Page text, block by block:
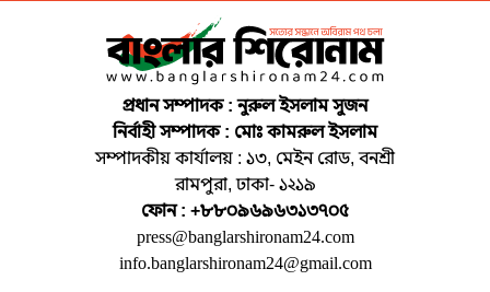
প্রধান সম্পাদক : নুরুল ইসলাম সুজন
নির্বাহী সম্পাদক : মোঃ কামরুল ইসলাম
সম্পাদকীয় কার্যালয় : ১৩, মেইন রোড, বনশ্রী
রামপুরা, ঢাকা- ১২১৯
ফোন : +৮৮০৯৬৯৬৩১৩৭০৫
press@banglarshironam24.com
info.banglarshironam24@gmail.com